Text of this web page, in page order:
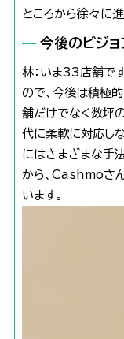
ところから徐々に
今後のビジョ
林：いま33店舗で
ので、今後は積極
舗だけでなく数坪
代に柔軟に対応し
にはさまざまな手
から、Cashmoさ
います。